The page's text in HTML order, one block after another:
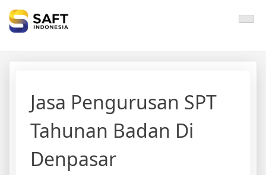
Solisi Perjakan Anda
Jasa Pengurusan SPT
Tahunan Badan Di
Denpasar